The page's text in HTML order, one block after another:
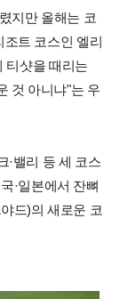
지만 올해는 코
조트 코스인 엘리
티샷을 때리는
것 아니냐"는 우
·밸리 등 세 코스
·일본에서 잔뼈
드)의 새로운 코